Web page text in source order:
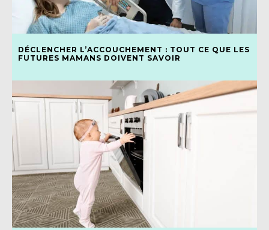
DÉCLENCHER L’ACCOUCHEMENT : TOUT CE QUE LES
FUTURES MAMANS DOIVENT SAVOIR